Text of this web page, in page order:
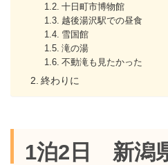
十日町市博物館
越後湯沢駅での昼食
雪国館
滝の湯
不動滝も見たかった
終わりに
1泊2日 新潟